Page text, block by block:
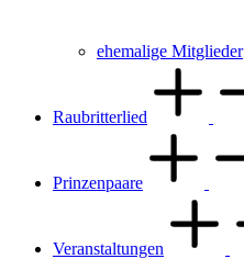
ehemalige Mitglieder
Raubritterlied
Prinzenpaare
Veranstaltungen